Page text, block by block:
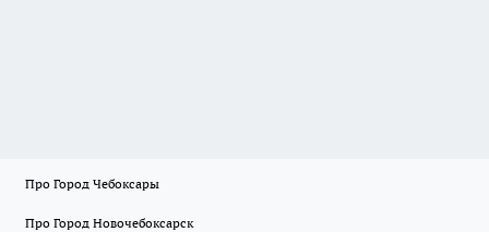
Про Город Чебоксары
Про Город Новочебоксарск